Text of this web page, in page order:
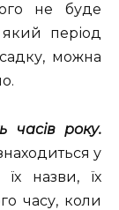
не буде
період
можна
часів року.
у
назви, їх
часу, коли